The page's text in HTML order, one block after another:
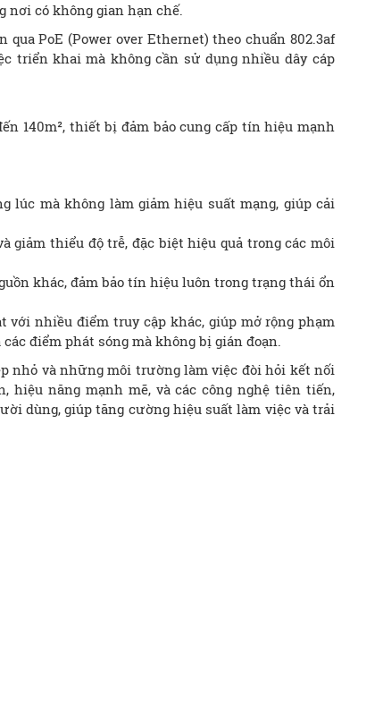
nơi có không gian hạn chế.
PoE (Power over Ethernet) theo chuẩn 802.3af
triển khai mà không cần sử dụng nhiều dây cáp
140m², thiết bị đảm bảo cung cấp tín hiệu mạnh
lúc mà không làm giảm hiệu suất mạng, giúp cải
giảm thiểu độ trễ, đặc biệt hiệu quả trong các môi
khác, đảm bảo tín hiệu luôn trong trạng thái ổn
với nhiều điểm truy cập khác, giúp mở rộng phạm
điểm phát sóng mà không bị gián đoạn.
nhỏ và những môi trường làm việc đòi hỏi kết nối
hiệu năng mạnh mẽ, và các công nghệ tiên tiến,
dùng, giúp tăng cường hiệu suất làm việc và trải